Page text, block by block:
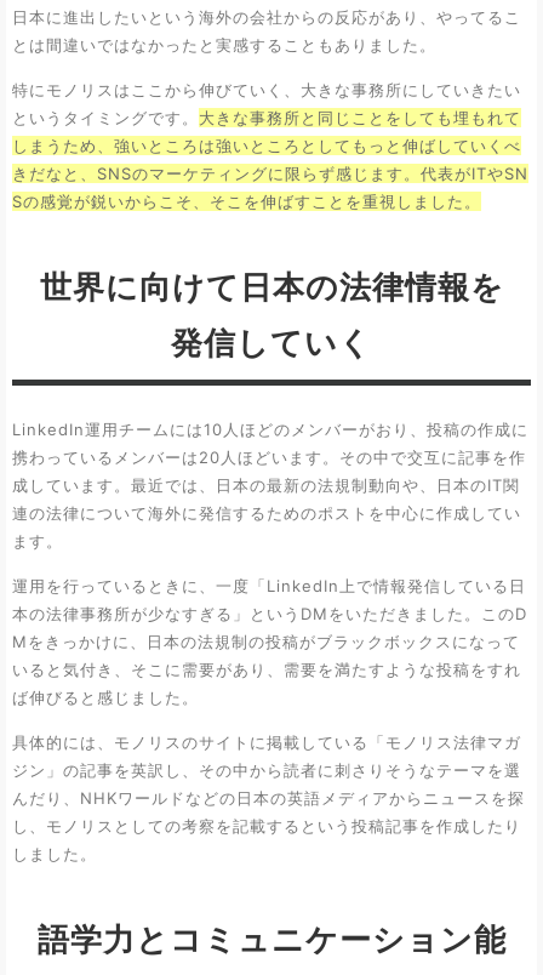
日本に進出したいという海外の会社からの反応があり、やってるこ
とは間違いではなかったと実感することもありました。
特にモノリスはここから伸びていく、大きな事務所にしていきたい
というタイミングです。 大きな事務所と同じことをしても埋もれて
しまうため、強いところは強いところとしてもっと伸ばしていくべ
きだなと、SNSのマーケティングに限らず感じます。代表がITやSN
Sの感覚が鋭いからこそ、そこを伸ばすことを重視しました。
世界に向けて日本の法律情報を
発信していく
LinkedIn運用チームには10人ほどのメンバーがおり、投稿の作成に
携わっているメンバーは20人ほどいます。その中で交互に記事を作
成しています。最近では、日本の最新の法規制動向や、日本のIT関
連の法律について海外に発信するためのポストを中心に作成してい
ます。
運用を行っているときに、一度「LinkedIn上で情報発信している日
本の法律事務所が少なすぎる」というDMをいただきました。このD
Mをきっかけに、日本の法規制の投稿がブラックボックスになって
いると気付き、そこに需要があり、需要を満たすような投稿をすれ
ば伸びると感じました。
具体的には、モノリスのサイトに掲載している「モノリス法律マガ
ジン」の記事を英訳し、その中から読者に刺さりそうなテーマを選
んだり、NHKワールドなどの日本の英語メディアからニュースを探
し、モノリスとしての考察を記載するという投稿記事を作成したり
しました。
語学力とコミュニケーション能